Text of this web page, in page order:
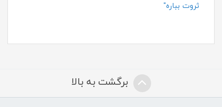
ثروت بباره"
برگشت به بالا